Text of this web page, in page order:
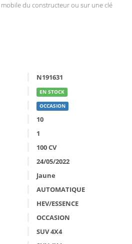
du constructeur ou sur une clé
N191631
EN STOCK
OCCASION
10
1
100 CV
24/05/2022
Jaune
AUTOMATIQUE
HEV/ESSENCE
OCCASION
SUV 4X4